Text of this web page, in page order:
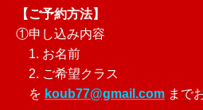
【ご予約方法】
①申し込み内容
1. お名前
2. ご希望クラス
を koub77@gmail.com まで